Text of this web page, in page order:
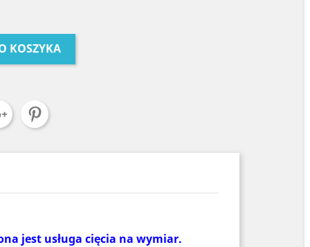
KOSZYKA
jest usługa cięcia na wymiar.